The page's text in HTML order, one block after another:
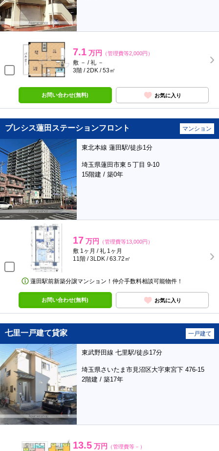
7.1 万円 （管理費等2,000円）
敷 － / 礼 －
3階 / 2DK / 53㎡
お問い合わせ(無料) お気に入り
プレシス蓮田ステーションフロント マンション
東北本線 蓮田駅/徒歩1分
埼玉県蓮田市東５丁目 9-10
15階建 / 築0年
17 万円 （管理費等13,000円）
敷 1ヶ月 / 礼 1ヶ月
11階 / 3LDK / 63.72㎡
蓮田駅前新築分譲マンション！仲介手数料相談可能物件！
お問い合わせ(無料) お気に入り
七里一戸建て貸家 一戸建て
東武野田線 七里駅/徒歩17分
埼玉県さいたま市見沼区大字東宮下 476-15
2階建 / 築17年
13.5 万円 （管理費等－）